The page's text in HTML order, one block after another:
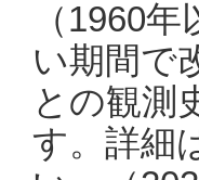
（1960
い期間で
との観測
す。詳細